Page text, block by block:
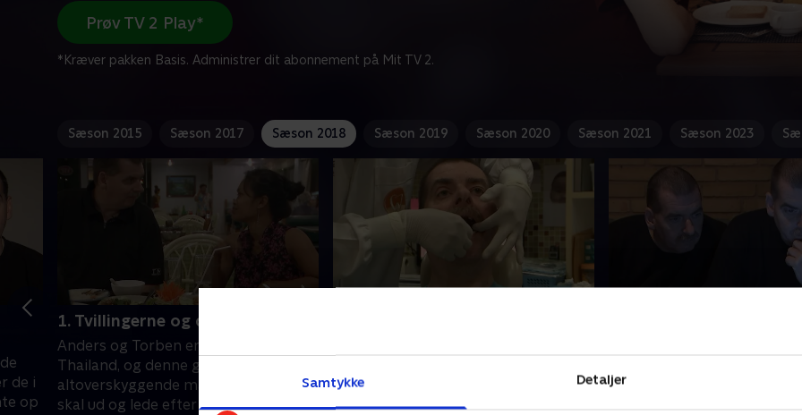
Samtykke Detaljer
Prøv TV 2 Play*
*Kræver pakken Basis. Administrer dit abonnement på Mit TV 2.
Sæson 2015 Sæson 2017 Sæson 2018 Sæson 2019 Sæson 2020 Sæson 2021 Sæson 2023
de i
op
1. Tvillingerne og den nye date
Anders og Torben er tilbage i
Thailand, og denne gang har rejsen ét
altoverskyggende mål. Tvillingerne
skal ud og lede efter en ny kæreste til
helt særligt formål: tvillingerne skal
have nye tænder.
ligget og ventet, så nu skal